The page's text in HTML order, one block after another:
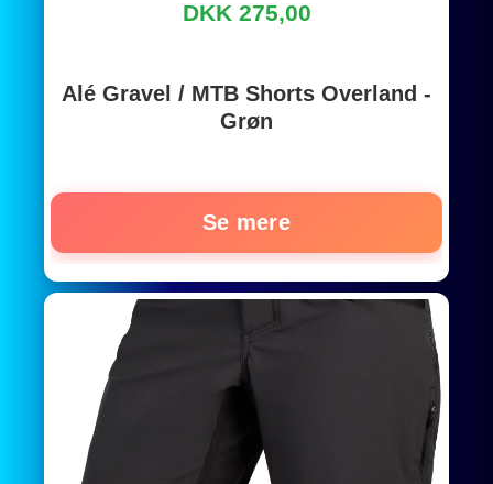
DKK 275,00
Alé Gravel / MTB Shorts Overland -
Grøn
Se mere